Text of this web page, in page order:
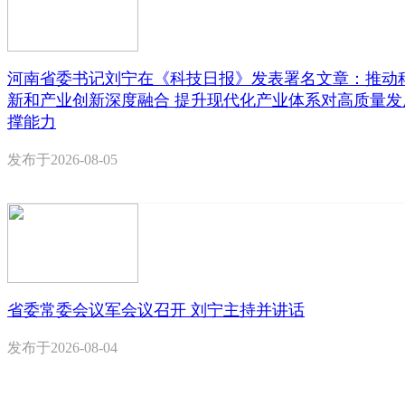
河南省委书记刘宁在《科技日报》发表署名文章：推动
新和产业创新深度融合 提升现代化产业体系对高质量
撑能力
发布于2026-08-05
省委常委会议军会议召开 刘宁主持并讲话
发布于2026-08-04